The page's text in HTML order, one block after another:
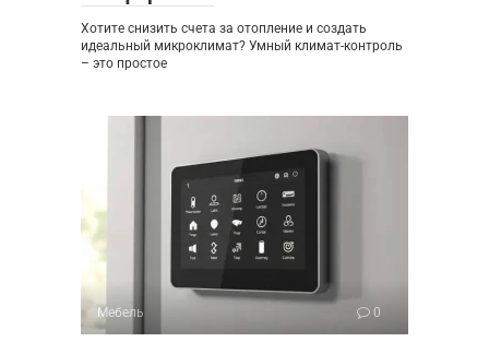
Хотите снизить счета за отопление и создать
идеальный микроклимат? Умный климат-контроль
– это простое
Мебель 0